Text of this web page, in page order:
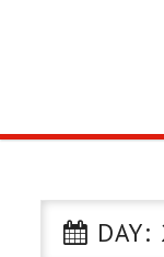
CIKK DAY: